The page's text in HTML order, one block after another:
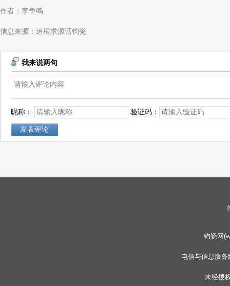
作者：李争鸣
信息来源：追根求源话钧瓷
我来说两句
昵称： 验证码：
钧瓷网
电信与信息服
未经授